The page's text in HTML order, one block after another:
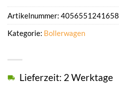
Lieferzeit: 2 Werktage
Artikelnummer: 4056551241658
Kategorie: Bollerwagen